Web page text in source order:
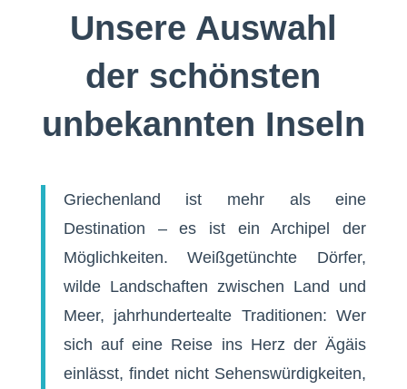
Unsere Auswahl
der schönsten
unbekannten Inseln
Griechenland ist mehr als eine
Destination – es ist ein Archipel der
Möglichkeiten. Weißgetünchte Dörfer,
wilde Landschaften zwischen Land und
Meer, jahrhundertealte Traditionen: Wer
sich auf eine Reise ins Herz der Ägäis
einlässt, findet nicht Sehenswürdigkeiten,